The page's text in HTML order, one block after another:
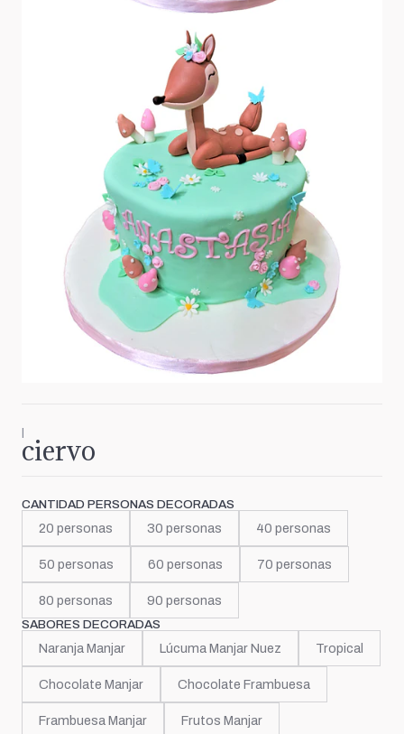
|
ciervo
CANTIDAD PERSONAS DECORADAS
20 personas 30 personas 40 personas
50 personas 60 personas 70 personas
80 personas 90 personas
SABORES DECORADAS
Naranja Manjar Lúcuma Manjar Nuez Tropical
Chocolate Manjar Chocolate Frambuesa
Frambuesa Manjar Frutos Manjar